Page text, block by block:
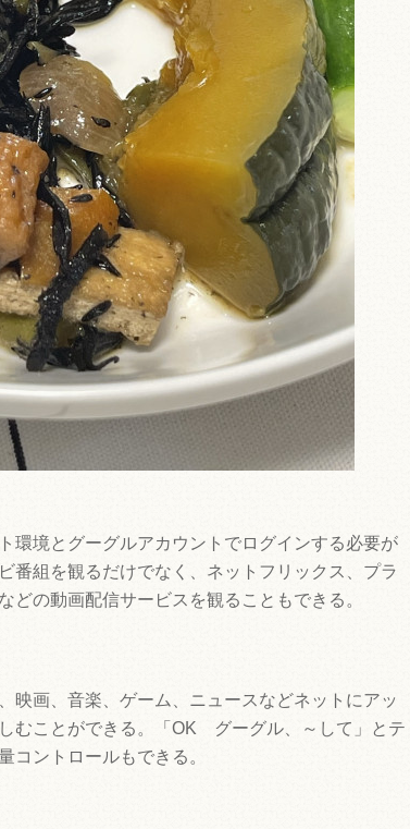
環境とグーグルアカウントでログインする必要が
番組を観るだけでなく、ネットフリックス、プラ
どの動画配信サービスを観ることもできる。
映画、音楽、ゲーム、ニュースなどネットにアッ
むことができる。「OK グーグル、～して」とテ
コントロールもできる。